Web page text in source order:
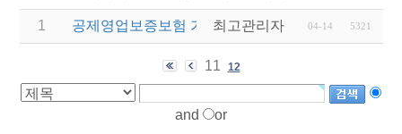
1 공제영업보증보험 가입금액 및 업무처리규정 변경
최고관리자 04-14 5321
11 12
and or